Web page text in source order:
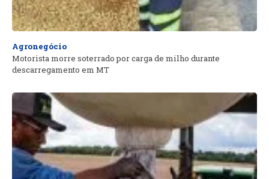
Agronegócio
Motorista morre soterrado por carga de milho durante
descarregamento em MT